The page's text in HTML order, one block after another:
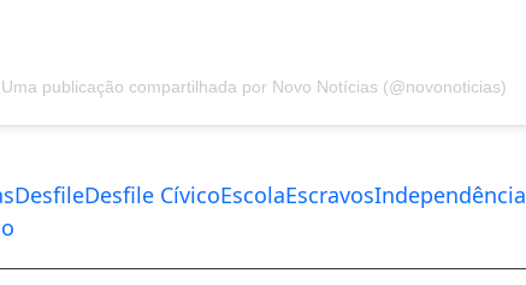
Uma publicação compartilhada por Novo Notícias (@novonoticias)
DesfileDesfile CívicoEscolaEscravosIndependência